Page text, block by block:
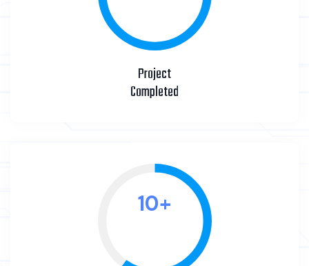
Project
Completed
11+